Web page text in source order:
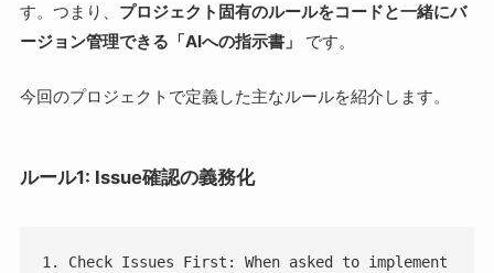
す。つまり、 プロジェクト固有のルールをコードと一緒にバ
ージョン管理できる「AIへの指示書」
です。
今回のプロジェクトで定義した主なルールを紹介します。
ルール1: Issue確認の義務化
1. Check Issues First: When asked to implement